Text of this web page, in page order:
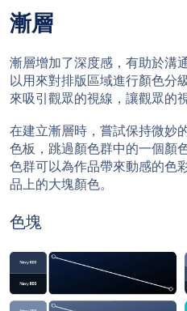
漸層
漸層增加了深度感，有助於溝
以用來對排版區域進行顏色分
來吸引觀眾的視線，讓觀眾的
在建立漸層時，嘗試保持微妙
色板，跳過顏色群中的一個顏
色群可以為作品帶來動感的色
品上的大塊顏色。
色塊